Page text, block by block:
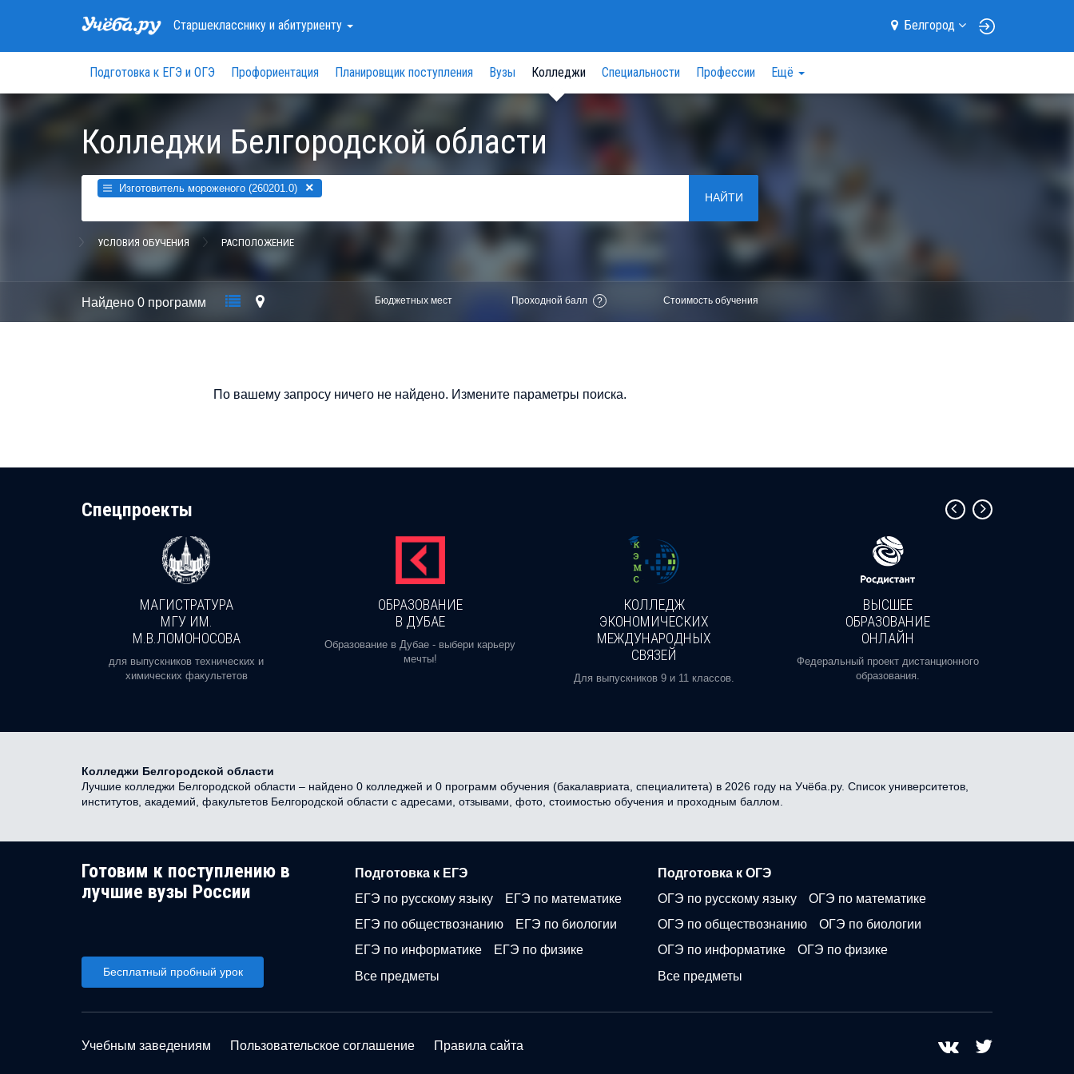
Старшеклассникуи абитуриенту Белгород
Подготовка к ЕГЭ и ОГЭ Профориентация Планировщик поступления Вузы Колледжи Специальности Профессии Ещё
Колледжи Белгородской области
Изготовитель мороженого (260201.0) ×
НАЙТИ
УСЛОВИЯ ОБУЧЕНИЯ РАСПОЛОЖЕНИЕ
Найдено 0 программ Бюджетных мест Проходной балл ? Стоимость обучения
По вашему запросу ничего не найдено. Измените параметры поиска.
Cпецпроекты
МАГИСТРАТУРА
МГУ ИМ.
М.В.ЛОМОНОСОВА
для выпускников технических и
химических факультетов
ОБРАЗОВАНИЕ
В ДУБАЕ
Образование в Дубае - выбери карьеру
мечты!
КОЛЛЕДЖ
ЭКОНОМИЧЕСКИХ
МЕЖДУНАРОДНЫХ
СВЯЗЕЙ
Для выпускников 9 и 11 классов.
ВЫСШЕЕ
ОБРАЗОВАНИЕ
ОНЛАЙН
Федеральный проект дистанционного
образования.
Колледжи Белгородской области
Лучшие колледжи Белгородской области – найдено 0 колледжей и 0 программ обучения (бакалавриата, специалитета) в 2026 году на Учёба.ру. Список университетов,
институтов, академий, факультетов Белгородской области с адресами, отзывами, фото, стоимостью обучения и проходным баллом.
Готовим к поступлению в
лучшие вузы России
Бесплатный пробный урок
Подготовка к ЕГЭ
ЕГЭ по русскому языку
ЕГЭ по математике
ЕГЭ по обществознанию
ЕГЭ по биологии
ЕГЭ по информатике
ЕГЭ по физике
Все предметы
Подготовка к ОГЭ
ОГЭ по русскому языку
ОГЭ по математике
ОГЭ по обществознанию
ОГЭ по биологии
ОГЭ по информатике
ОГЭ по физике
Все предметы
Учебным заведениям Пользовательское соглашение Правила сайта